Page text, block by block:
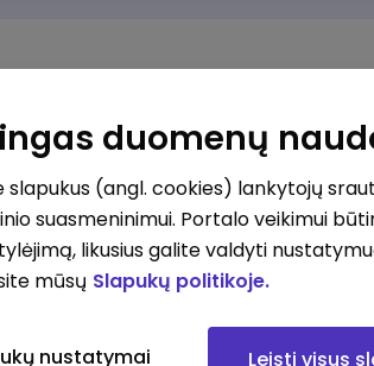
Užsakymų komplektuotojas (-a) Vilniuje (Gariūnai)
duomenų
slapukus (angl. cookies) lankytojų
suasmeninimui. Portalo veikimui
likusius galite valdyti
mūsų Slapukų politikoje.
nustatymai Leisti visus